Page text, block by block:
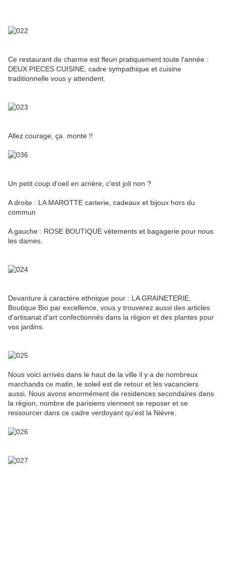
Ce restaurant de charme est fleuri pratiquement toute l'année :
DEUX PIECES CUISINE, cadre sympathique et cuisine
traditionnelle vous y attendent.
Allez courage, ça monte !!
Un petit coup d'oeil en arrière, c'est joli non ?
A droite : LA MAROTTE carterie, cadeaux et bijoux hors du
commun
A gauche : ROSE BOUTIQUE vétements et bagagerie pour nous
les dames.
Devanture à caractère ethnique pour : LA GRAINETERIE,
Boutique Bio par excellence, vous y trouverez aussi des articles
d'artisanat d'art confectionnés dans la région et des plantes pour
vos jardins.
Nous voici arrivés dans le haut de la ville il y a de nombreux
marchands ce matin, le soleil est de retour et les vacanciers
aussi. Nous avons enormément de residences secondaires dans
la règion, nombre de parisiens viennent se reposer et se
ressourcer dans ce cadre verdoyant qu'est la Nièvre.